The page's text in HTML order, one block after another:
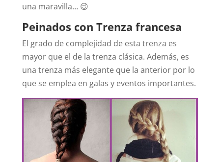
una maravilla… 😉
Peinados con Trenza francesa
El grado de complejidad de esta trenza es
mayor que el de la trenza clásica. Además, es
una trenza más elegante que la anterior por lo
que se emplea en galas y eventos importantes.